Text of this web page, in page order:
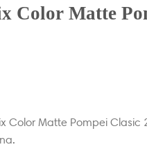
Color Matte
Color Matte Pompei Clasic